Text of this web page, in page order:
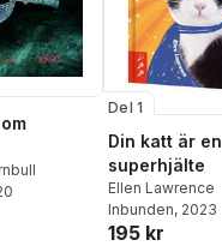
Del 1
Din katt är en
superhjälte
Ellen Lawrence
Inbunden, 2023
195 kr